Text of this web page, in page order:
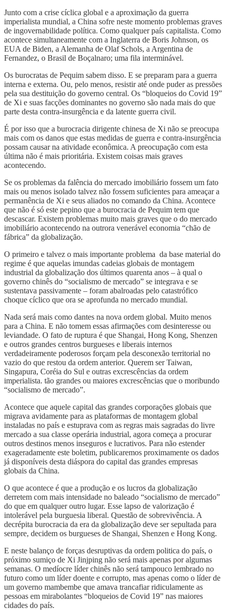
Junto com a crise cíclica global e a aproximação da guerra
imperialista mundial, a China sofre neste momento problemas graves
de ingovernabilidade política. Como qualquer país capitalista. Como
acontece simultaneamente com a Inglaterra de Boris Johnson, os
EUA de Biden, a Alemanha de Olaf Schols, a Argentina de
Fernandez, o Brasil de Boçalnaro; uma fila interminável.
Os burocratas de Pequim sabem disso. E se preparam para a guerra
interna e externa. Ou, pelo menos, resistir até onde puder as pressões
pela sua destituição do governo central. Os “bloqueios do Covid 19”
de Xi e suas facções dominantes no governo são nada mais do que
parte desta contra-insurgência e da latente guerra civil.
É por isso que a burocracia dirigente chinesa de Xi não se preocupa
mais com os danos que estas medidas de guerra e contra-insurgência
possam causar na atividade econômica. A preocupação com esta
última não é mais prioritária. Existem coisas mais graves
acontecendo.
Se os problemas da falência do mercado imobiliário fossem um fato
mais ou menos isolado talvez não fossem suficientes para ameaçar a
permanência de Xi e seus aliados no comando da China. Acontece
que não é só este pepino que a burocracia de Pequim tem que
descascar. Existem problemas muito mais graves que o do mercado
imobiliário acontecendo na outrora venerável economia “chão de
fábrica” da globalização.
O primeiro e talvez o mais importante problema da base material do
regime é que aquelas imundas cadeias globais de montagem
industrial da globalização dos últimos quarenta anos – à qual o
governo chinês do “socialismo de mercado” se integrava e se
sustentava passivamente – foram abalroadas pelo catastrófico
choque cíclico que ora se aprofunda no mercado mundial.
Nada será mais como dantes na nova ordem global. Muito menos
para a China. E não tomem essas afirmações com desinteresse ou
leviandade. O fato de ruptura é que Shangai, Hong Kong, Shenzen
e outros grandes centros burgueses e liberais internos
verdadeiramente poderosos forçam pela desconexão territorial no
vazio do que restou da ordem anterior. Querem ser Taiwan,
Singapura, Coréia do Sul e outras excrescências da ordem
imperialista. tão grandes ou maiores excrescências que o moribundo
“socialismo de mercado”.
Acontece que aquele capital das grandes corporações globais que
migrava avidamente para as plataformas de montagem global
instaladas no país e estuprava com as regras mais sagradas do livre
mercado a sua classe operária industrial, agora começa a procurar
outros destinos menos inseguros e lucrativos. Para não estender
exageradamente este boletim, publicaremos proximamente os dados
já disponíveis desta diáspora do capital das grandes empresas
globais da China.
O que acontece é que a produção e os lucros da globalização
derretem com mais intensidade no baleado “socialismo de mercado”
do que em qualquer outro lugar. Esse lapso de valorização é
intolerável pela burguesia liberal. Questão de sobrevivência. A
decrépita burocracia da era da globalização deve ser sepultada para
sempre, decidem os burgueses de Shangai, Shenzen e Hong Kong.
E neste balanço de forças desruptivas da ordem politica do país, o
próximo sumiço de Xi Jinjping não será mais apenas por algumas
semanas. O medíocre líder chinês não será tampouco lembrado no
futuro como um líder doente e corrupto, mas apenas como o líder de
um governo mambembe que amava trancafiar ridiculamente as
pessoas em mirabolantes “bloqueios de Covid 19” nas maiores
cidades do país.